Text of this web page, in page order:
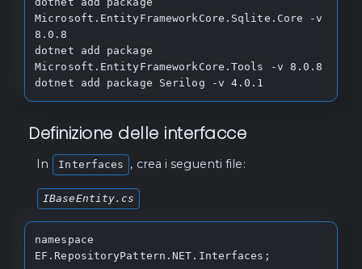
Microsoft.EntityFrameworkCore.Sqlite.Core -v
8.0.8
dotnet add package
Microsoft.EntityFrameworkCore.Tools -v 8.0.8
dotnet add package Serilog -v 4.0.1
Definizione delle interfacce
In Interfaces , crea i seguenti file:
IBaseEntity.cs
namespace
EF.RepositoryPattern.NET.Interfaces;